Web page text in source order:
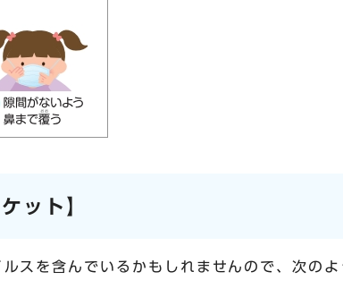
ット】
スを含んでいるかもしれませんので、次の